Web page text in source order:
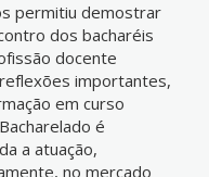
permitiu demostrar
dos bacharéis
docente
importantes,
em curso
é
a atuação,
no mercado